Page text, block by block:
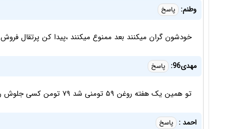
وطنم: پاسخ
خودشون گران میکنند بعد ممنوع میکنند ،پیدا کن پرتقال فروش
مهدی96: پاسخ
تو همین یک هفته روغن ۵۹ تومنی شد ۷۹ تومن کسی جلوش رو گرفت؟!!
احمد : پاسخ